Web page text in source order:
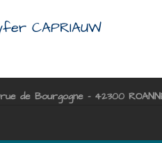
CAPRIAUW
de Bourgogne - 42300